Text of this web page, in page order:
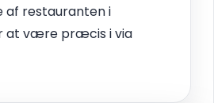
af restauranten i
at være præcis i via